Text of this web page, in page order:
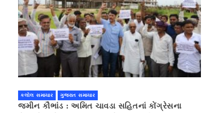
કલોલ સમાચાર ગુજરાત સમાચાર
જમીન કૌભાંડ : અમિત ચાવડા સહિતનાં કોંગ્રેસના